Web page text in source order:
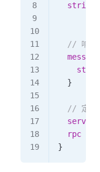
  string
  // 响应
  message
  }
// 定义
  service
  rpc
}